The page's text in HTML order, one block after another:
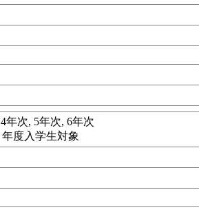
年次, 5年次, 6年次
度入学生対象